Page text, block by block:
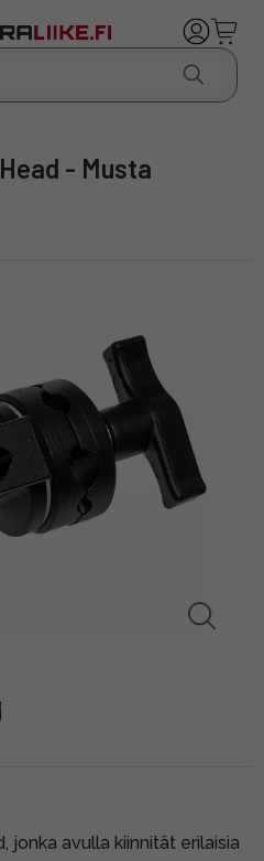
- Musta
jonka avulla kiinnität erilaisia